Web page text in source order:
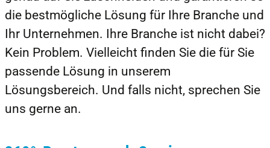
die bestmögliche Lösung für Ihre Branche und
Ihr Unternehmen. Ihre Branche ist nicht dabei?
Kein Problem. Vielleicht finden Sie die für Sie
passende Lösung in unserem
Lösungsbereich. Und falls nicht, sprechen Sie
uns gerne an.